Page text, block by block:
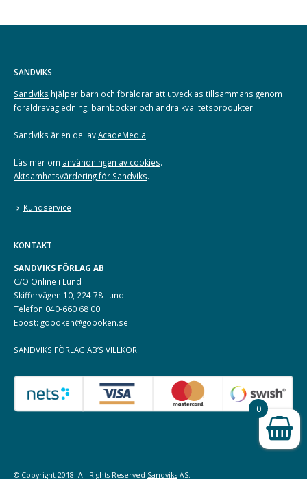
SANDVIKS
Sandviks hjälper barn och föräldrar att utvecklas tillsammans genom
föräldravägledning, barnböcker och andra kvalitetsprodukter.
Sandviks är en del avAcadeMedia.
Läs mer om användningen av cookies.
Aktsamhetsvärdering för Sandviks.
Kundservice
KONTAKT
SANDVIKS FÖRLAG AB
C/O Online i Lund
Skiffervägen 10, 224 78 Lund
Telefon 040-660 68 00
Epost: goboken@goboken.se
SANDVIKS FÖRLAG AB’S VILLKOR
© Copyright 2018. All Rights Reserved Sandviks AS.
0